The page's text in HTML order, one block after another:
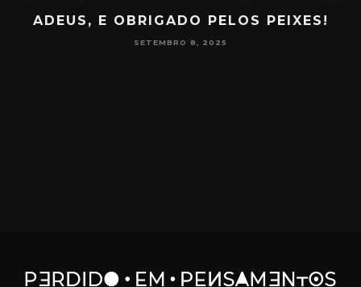
PAPO NA ENCRUZA 180 – CONSCIÊNCIA